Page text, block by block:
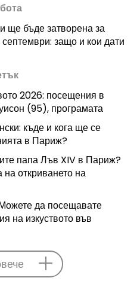
ще бъде затворена за
защо и кои дати
2026: посещения в
(95), програмата
къде и кога ще се
в Париж?
папа Лъв XIV в Париж?
на откриването на
да посещавате
на изкуството във